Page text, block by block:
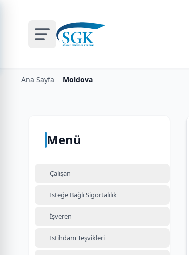
Ana Sayfa Moldova
Menü
Çalışan
İsteğe Bağlı Sigortalılık
İşveren
İstihdam Teşvikleri